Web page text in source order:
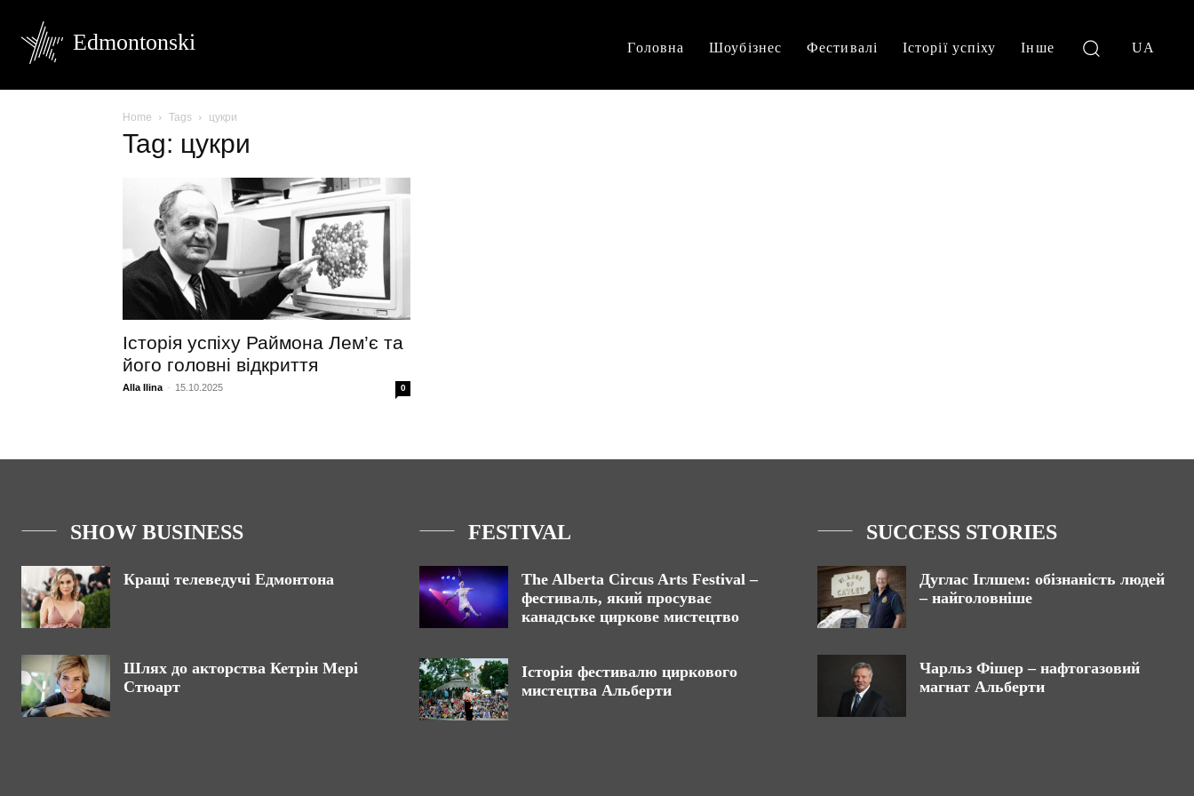
Edmontonski Головна Шоубізнес Фестивалі Історії успіху Інше UA
Home Tags цукри
Tag: цукри
Історія успіху Раймона Лем’є та
його головні відкриття
Alla Ilina - 15.10.2025 0
SHOW BUSINESS
Кращі телеведучі Едмонтона
Шлях до акторства Кетрін Мері
Стюарт
FESTIVAL
The Alberta Circus Arts Festival –
фестиваль, який просуває
канадське циркове мистецтво
Історія фестивалю циркового
мистецтва Альберти
SUCCESS STORIES
Дуглас Іглшем: обізнаність людей
– найголовніше
Чарльз Фішер – нафтогазовий
магнат Альберти